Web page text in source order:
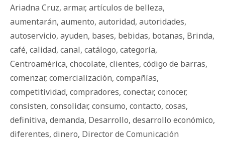
Ariadna Cruz, armar, artículos de belleza,
aumentarán, aumento, autoridad, autoridades,
autoservicio, ayuden, bases, bebidas, botanas, Brinda,
café, calidad, canal, catálogo, categoría,
Centroamérica, chocolate, clientes, código de barras,
comenzar, comercialización, compañías,
competitividad, compradores, conectar, conocer,
consisten, consolidar, consumo, contacto, cosas,
definitiva, demanda, Desarrollo, desarrollo económico,
diferentes, dinero, Director de Comunicación